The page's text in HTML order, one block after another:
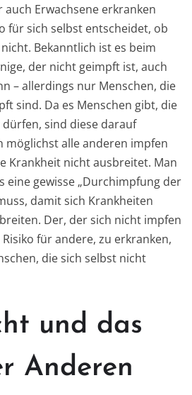
Erwachsene erkranken
für sich selbst entscheidet, ob
Bekanntlich ist es beim
der nicht geimpft ist, auch
– allerdings nur Menschen, die
sind. Da es Menschen gibt, die
sind diese darauf
möglichst alle anderen impfen
Krankheit nicht ausbreitet. Man
eine gewisse „Durchimpfung der
damit sich Krankheiten
Der, der sich nicht impfen
für andere, zu erkranken,
die sich selbst nicht
und das
Anderen